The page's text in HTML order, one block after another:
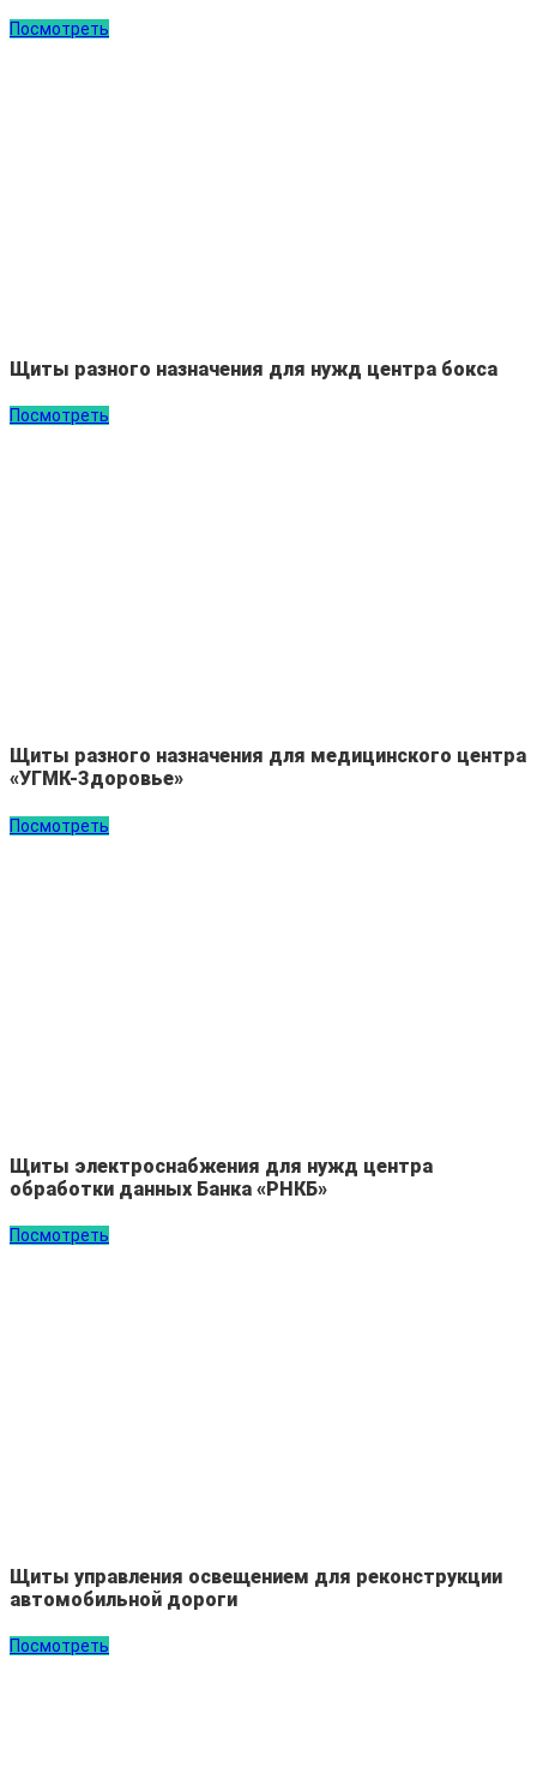
Посмотреть
Щиты разного назначения для нужд центра бокса
Посмотреть
Щиты разного назначения для медицинского центра
«УГМК-Здоровье»
Посмотреть
Щиты электроснабжения для нужд центра
обработки данных Банка «РНКБ»
Посмотреть
Щиты управления освещением для реконструкции
автомобильной дороги
Посмотреть